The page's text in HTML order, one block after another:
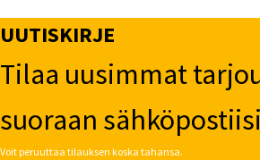
UUTISKIRJE
Tilaa uusimmat
suoraan sähköpostiisi
Voit peruuttaa tilauksen koska tahansa.